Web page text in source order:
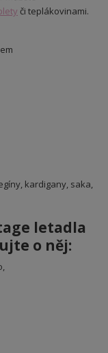
či teplákovinami.
kardigany, saka,
letadla
o něj: